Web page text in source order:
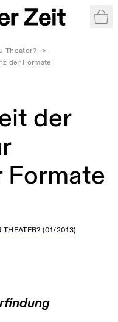
Theater?
>
der Formate
der
Formate
THEATER? (01/2013)